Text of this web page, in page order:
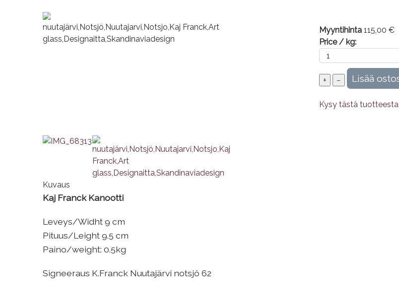
nuutajärvi,Notsjö,Nuutajarvi,Notsjo,Kaj Franck,Art
glass,Designaitta,Skandinaviadesign
Myyntihinta 115,00 €
Price / kg:
Kysy tästä tuotteesta
Kuvaus
Kaj Franck Kanootti
Leveys/Widht 9 cm
Pituus/Leight 9.5 cm
Paino/weight: 0.5kg
Signeeraus K.Franck Nuutajärvi notsjö 62